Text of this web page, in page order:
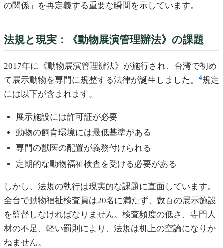
の関係」を再定義する重要な瞬間を示しています。
法規と現実：《動物展演管理辦法》の課題
2017年に《動物展演管理辦法》が施行され、台湾で初め
て展示動物を専門に規整する法律が誕生しました。
4規定
には以下が含まれます。
展示施設には許可証が必要
動物の飼育環境には最低基準がある
専門の獣医の配置が義務付けられる
定期的な動物福祉検査を受ける必要がある
しかし、法規の執行は現実的な課題に直面しています。
全台で動物福祉検査員は20名に満たず、数百の展示施設
を監督しなければなりません。検査頻度の低さ、専門人
材の不足、軽い罰則により、法規は机上の空論になりか
ねません。